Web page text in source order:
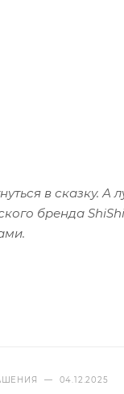
в сказку. А
бренда
— 04.12.2025